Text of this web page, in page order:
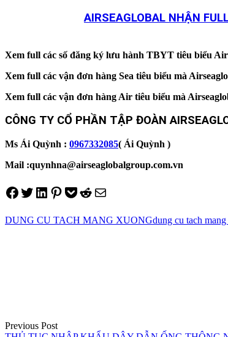
AIRSEAGLOBAL NHẬN
Xem full các số đăng ký lưu hành TBYT tiêu biểu
Xem full các vận đơn hàng Sea tiêu biểu mà
Xem full các vận đơn hàng Air tiêu biểu mà
CÔNG TY CỔ PHẦN TẬP ĐOÀN
Ms Ái Quỳnh : 0967332085( Ái Quỳnh )
Mail :quynhna@airseaglobalgroup.com.vn
Share on Facebook
Tweet on Twitter
Share on LinkedIn
Pin on Pinterest
Save to pocket
Share on Reddit
Share via Email
DUNG CU TACH MANG XUONGdung cu tach
Previous Post